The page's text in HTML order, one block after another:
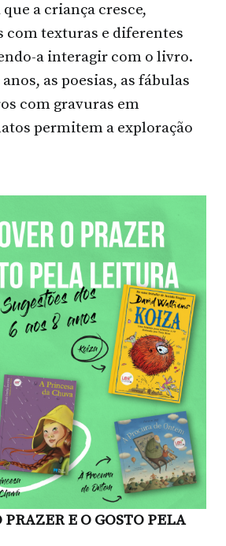
a criança cresce,
com texturas e diferentes
a interagir com o livro.
as poesias, as fábulas
com gravuras em
permitem a exploração
PRAZER E O GOSTO PELA